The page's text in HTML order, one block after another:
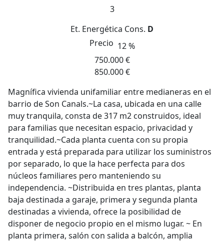
3
Et. Energética Cons. D
Precio 12 %
750.000 €
850.000 €
Magnífica vivienda unifamiliar entre medianeras en el
barrio de Son Canals.~La casa, ubicada en una calle
muy tranquila, consta de 317 m2 construidos, ideal
para familias que necesitan espacio, privacidad y
tranquilidad.~Cada planta cuenta con su propia
entrada y está preparada para utilizar los suministros
por separado, lo que la hace perfecta para dos
núcleos familiares pero manteniendo su
independencia. ~Distribuida en tres plantas, planta
baja destinada a garaje, primera y segunda planta
destinadas a vivienda, ofrece la posibilidad de
disponer de negocio propio en el mismo lugar. ~ En
planta primera, salón con salida a balcón, amplia